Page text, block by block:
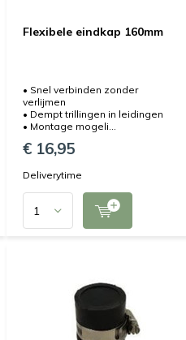
Flexibele eindkap 160mm
• Snel verbinden zonder
verlijmen
• Dempt trillingen in leidingen
• Montage mogeli...
€ 16,95
Deliverytime